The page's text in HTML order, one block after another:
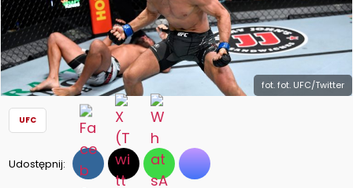
fot. fot. UFC/Twitter
UFC
Udostępnij: